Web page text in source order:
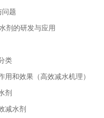
问题
剂的研发与应用
类
用和效果（高效减水机理）
剂
减水剂